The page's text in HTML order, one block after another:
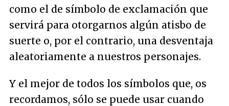
como el de símbolo de exclamación que
servirá para otorgarnos algún atisbo de
suerte o, por el contrario, una desventaja
aleatoriamente a nuestros personajes.
Y el mejor de todos los símbolos que, os
recordamos, sólo se puede usar cuando